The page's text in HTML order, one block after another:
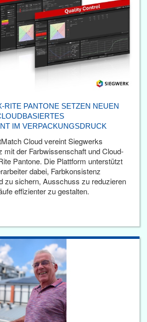
RITE PANTONE SETZEN NEUEN
F
IM VERPACKUNGSDRUCK
Cloud vereint Siegwerks
mit der Farbwissenschaft und Cloud-
Pantone. Die Plattform unterstützt
dabei, Farbkonsistenz
zu sichern, Ausschuss zu reduzieren
effizienter zu gestalten.